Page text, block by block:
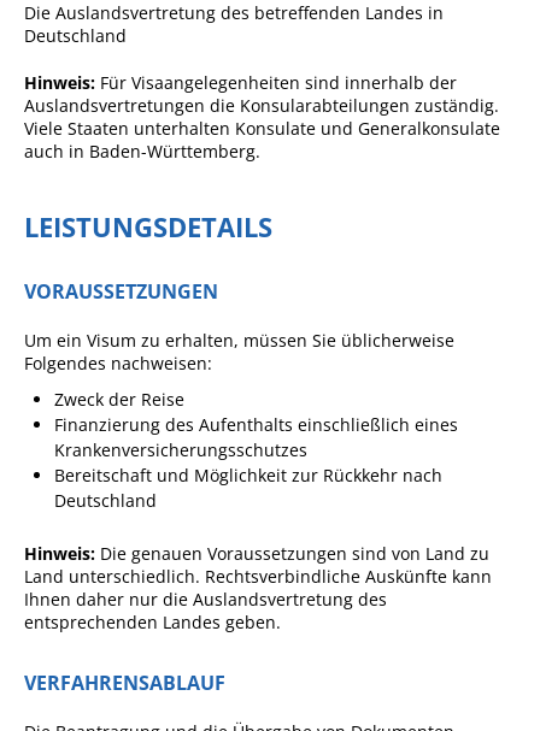
Freiwillige Feuerwehr
Bauhof
Häckselplatz
Kläranlage
Infokalender
Zahlen & Fakten
Wirtschaft + Handel
RATHAUS
Die Auslandsvertretung des betreffenden Landes in
Deutschland
Hinweis: Für Visaangelegenheiten sind innerhalb der
Auslandsvertretungen die Konsularabteilungen zuständig.
Viele Staaten unterhalten Konsulate und Generalkonsulate
auch in Baden-Württemberg.
LEISTUNGSDETAILS
VORAUSSETZUNGEN
Um ein Visum zu erhalten, müssen Sie üblicherweise
Folgendes nachweisen:
Zweck der Reise
Finanzierung des Aufenthalts einschließlich eines
Krankenversicherungsschutzes
Bereitschaft und Möglichkeit zur Rückkehr nach
Deutschland
Hinweis: Die genauen Voraussetzungen sind von Land zu
Land unterschiedlich. Rechtsverbindliche Auskünfte kann
Ihnen daher nur die Auslandsvertretung des
entsprechenden Landes geben.
VERFAHRENSABLAUF